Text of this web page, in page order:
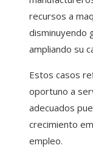
recursos a
disminuyendo
ampliando su
Estos casos
oportuno a
adecuados
crecimiento
empleo.